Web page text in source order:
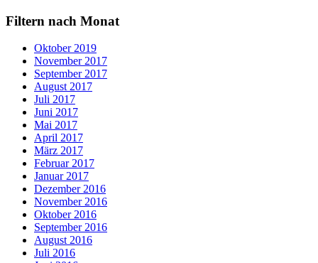
Filtern nach Monat
Oktober 2019
November 2017
September 2017
August 2017
Juli 2017
Juni 2017
Mai 2017
April 2017
März 2017
Februar 2017
Januar 2017
Dezember 2016
November 2016
Oktober 2016
September 2016
August 2016
Juli 2016